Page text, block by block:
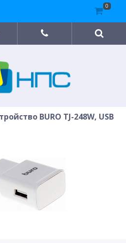
BURO TJ-248W, USB
0